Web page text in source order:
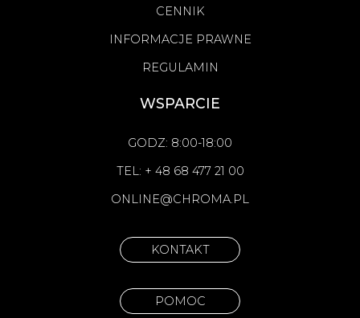
CENNIK
INFORMACJE PRAWNE
REGULAMIN
WSPARCIE
GODZ: 8:00-18:00
TEL: + 48 68 477 21 00
ONLINE@CHROMA.PL
KONTAKT
POMOC